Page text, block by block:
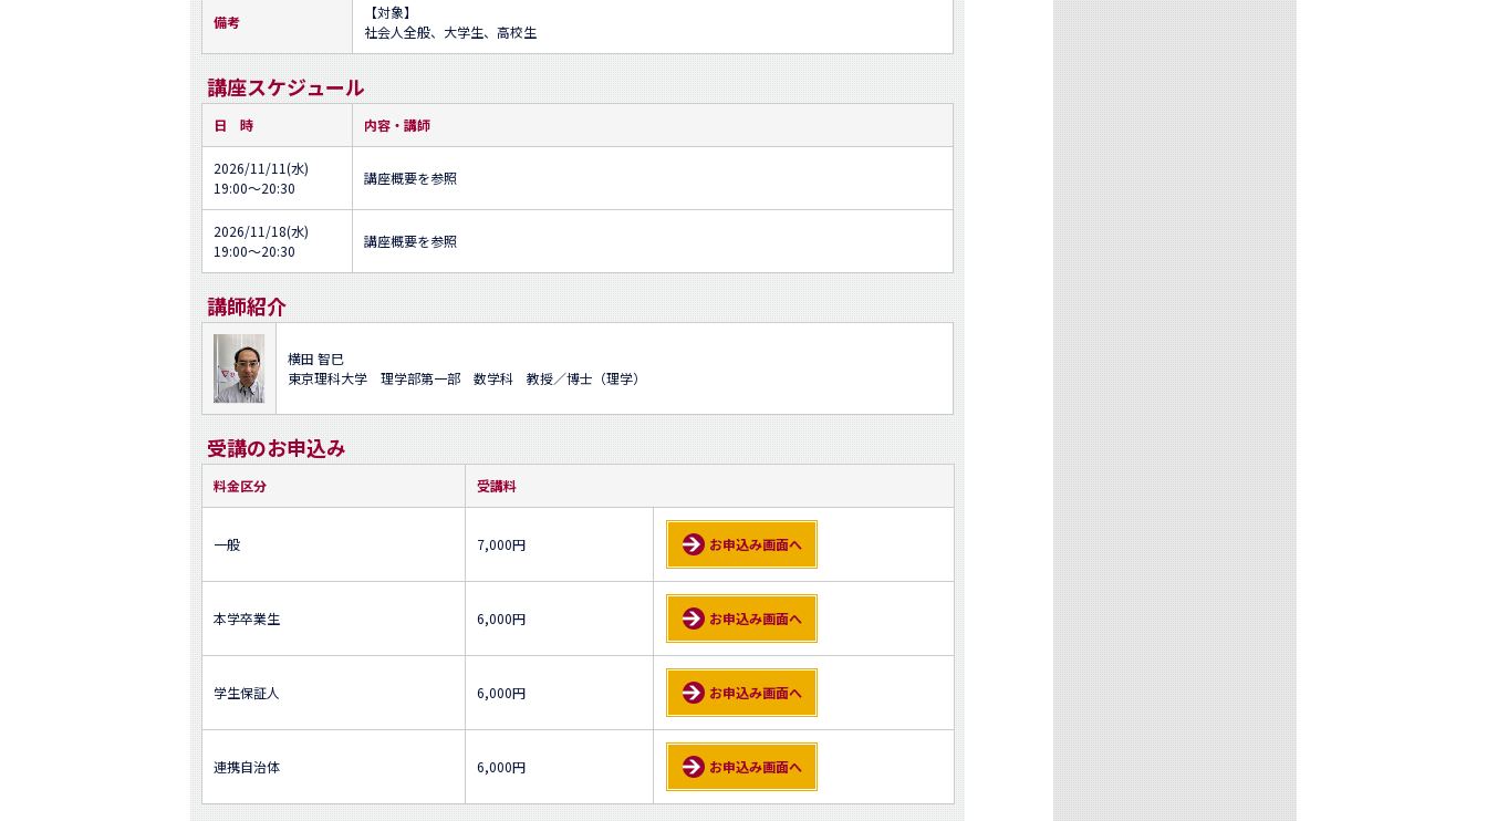
備考
【対象】
社会人全般、大学生、高校生
講座スケジュール
日 時 内容・講師
2026/11/11(水)
19:00～20:30
講座概要を参照
2026/11/18(水)
19:00～20:30
講座概要を参照
講師紹介
横田 智巳
東京理科大学 理学部第一部 数学科 教授／博士（理学）
受講のお申込み
料金区分 受講料
一般 7,000円 お申込み画面へ
本学卒業生 6,000円 お申込み画面へ
学生保証人 6,000円 お申込み画面へ
連携自治体 6,000円 お申込み画面へ